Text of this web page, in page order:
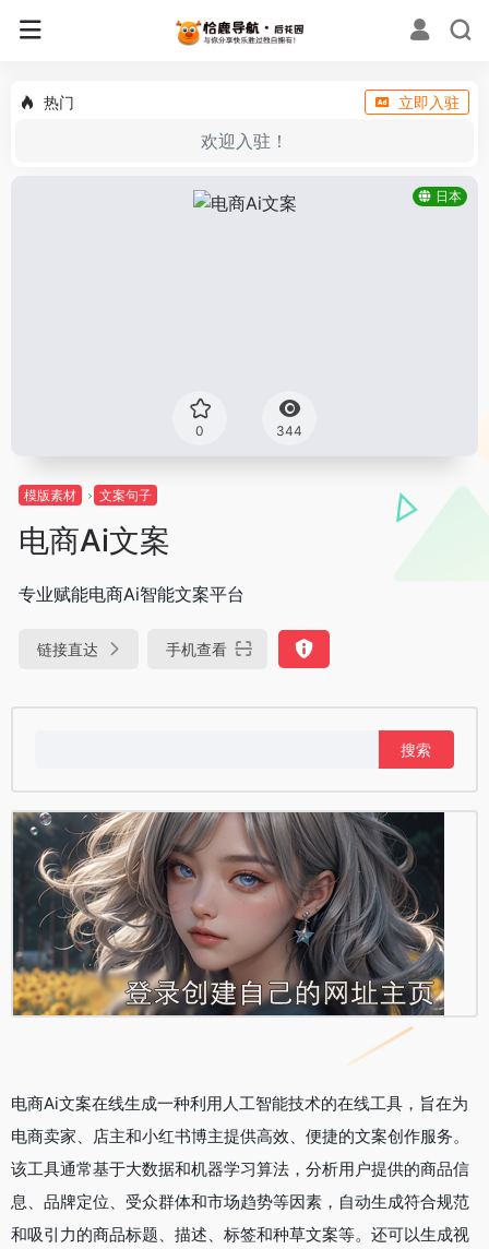
热门 立即入驻
欢迎入驻！
日本
0 344
模版素材 文案句子
电商Ai文案
专业赋能电商Ai智能文案平台
链接直达 手机查看
电商Ai文案在线生成一种利用人工智能技术的在线工具，旨在为
电商卖家、店主和小红书博主提供高效、便捷的文案创作服务。
该工具通常基于大数据和机器学习算法，分析用户提供的商品信
息、品牌定位、受众群体和市场趋势等因素，自动生成符合规范
和吸引力的商品标题、描述、标签和种草文案等。还可以生成视